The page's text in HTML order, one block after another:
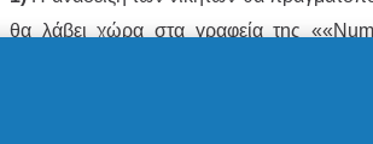
θα λάβει χώρα στα γραφεία της